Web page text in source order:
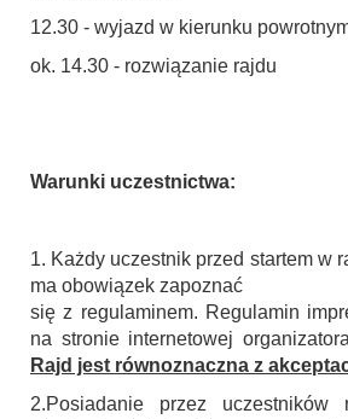
12.30 - wyjazd w kierunku
ok. 14.30 - rozwiązanie rajdu
Warunki uczestnictwa:
1. Każdy uczestnik przed startem w
ma obowiązek zapoznać
się z regulaminem. Regulamin
na stronie internetowej
Rajd jest równoznaczna z
2.Posiadanie przez uczestników